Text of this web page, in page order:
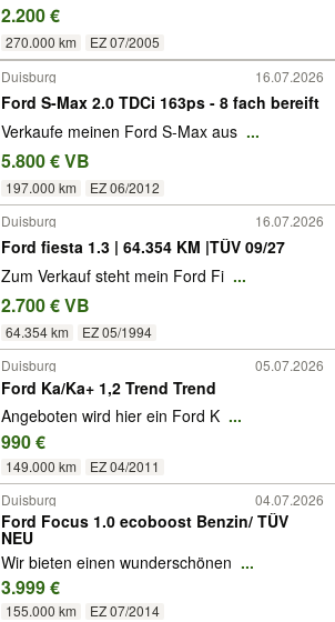
2.200 €
270.000 km EZ 07/2005
Duisburg 16.07.2026
Ford S-Max 2.0 TDCi 163ps - 8 fach bereift
Verkaufe meinen Ford S-Max aus ...
5.800 € VB
197.000 km EZ 06/2012
Duisburg 16.07.2026
Ford fiesta 1.3 | 64.354 KM |TÜV 09/27
Zum Verkauf steht mein Ford Fi ...
2.700 € VB
64.354 km EZ 05/1994
Duisburg 05.07.2026
Ford Ka/Ka+ 1,2 Trend Trend
Angeboten wird hier ein Ford K ...
990 €
149.000 km EZ 04/2011
Duisburg 04.07.2026
Ford Focus 1.0 ecoboost Benzin/ TÜV
NEU
Wir bieten einen wunderschönen ...
3.999 €
155.000 km EZ 07/2014